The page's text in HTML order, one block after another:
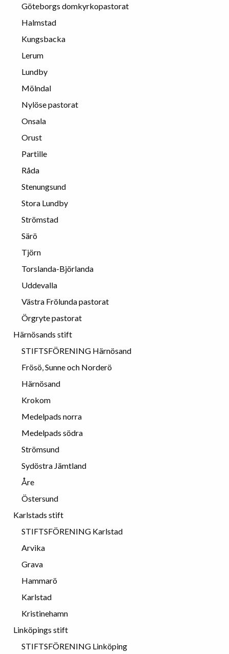
Göteborgs domkyrkopastorat
Halmstad
Kungsbacka
Lerum
Lundby
Mölndal
Nylöse pastorat
Onsala
Orust
Partille
Råda
Stenungsund
Stora Lundby
Strömstad
Särö
Tjörn
Torslanda-Björlanda
Uddevalla
Västra Frölunda pastorat
Örgryte pastorat
Härnösands stift
STIFTSFÖRENING Härnösand
Frösö, Sunne och Norderö
Härnösand
Krokom
Medelpads norra
Medelpads södra
Strömsund
Sydöstra Jämtland
Åre
Östersund
Karlstads stift
STIFTSFÖRENING Karlstad
Arvika
Grava
Hammarö
Karlstad
Kristinehamn
Linköpings stift
STIFTSFÖRENING Linköping